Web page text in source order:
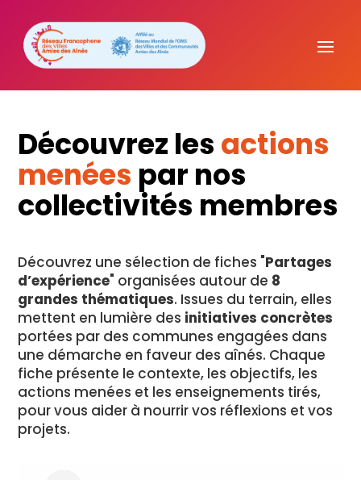
Découvrez les actions
menées par nos
collectivités membres
Découvrez une sélection de fiches "Partages
d’expérience" organisées autour de 8
grandes thématiques. Issues du terrain, elles
mettent en lumière des initiatives concrètes
portées par des communes engagées dans
une démarche en faveur des aînés. Chaque
fiche présente le contexte, les objectifs, les
actions menées et les enseignements tirés,
pour vous aider à nourrir vos réflexions et vos
projets.